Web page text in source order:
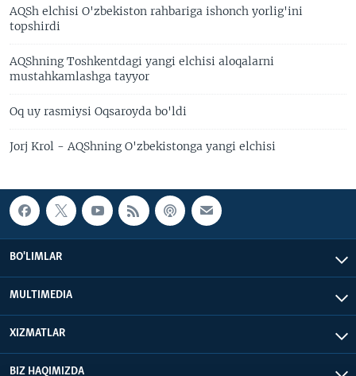
AQSh elchisi O'zbekiston rahbariga ishonch yorlig'ini
topshirdi
AQShning Toshkentdagi yangi elchisi aloqalarni
mustahkamlashga tayyor
Oq uy rasmiysi Oqsaroyda bo'ldi
Jorj Krol - AQShning O'zbekistonga yangi elchisi
BO'LIMLAR
MULTIMEDIA
XIZMATLAR
BIZ HAQIMIZDA